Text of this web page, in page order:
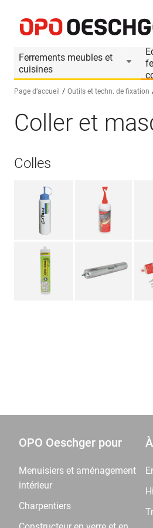
Ferrements meubles et
cuisines
Sélectionnez une langue (FR)
Page d’accueil Outils et techn. de fixation
Coller et
Colles
OPO Oeschger pour
Menuisiers et aménagement
intérieur
Charpentiers